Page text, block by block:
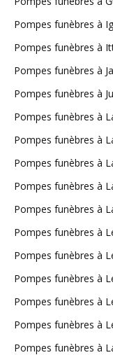
Pompes funèbres à
Pompes funèbres à
Pompes funèbres à
Pompes funèbres à
Pompes funèbres à
Pompes funèbres à
Pompes funèbres à
Pompes funèbres à
Pompes funèbres à
Pompes funèbres à
Pompes funèbres à
Pompes funèbres à
Pompes funèbres à
Pompes funèbres à
Pompes funèbres à